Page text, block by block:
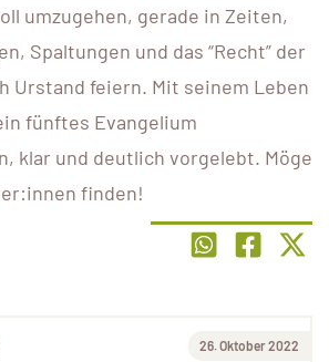
umzugehen, gerade in Zeiten,
Spaltungen und das “Recht” der
Urstand feiern. Mit seinem Leben
fünftes Evangelium
klar und deutlich vorgelebt. Möge
finden!
26. Oktober 2022